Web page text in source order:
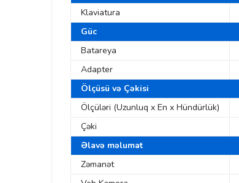
Klaviatura
Güc
Batareya
Adapter
Ölçüsü və Çəkisi
Ölçüləri (Uzunluq x En x Hündürlük)
Çəki
Əlavə məlumat
Zəmanət